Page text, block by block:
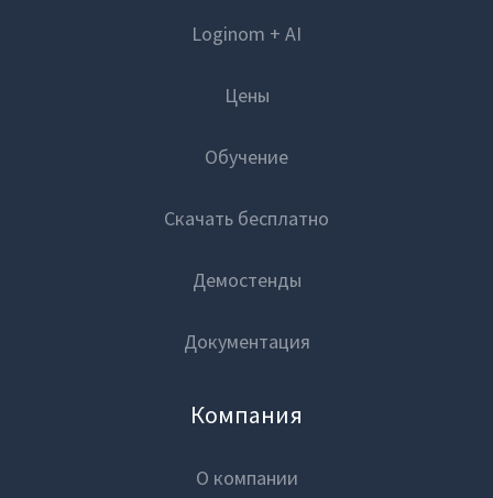
Loginom + AI
Цены
Обучение
Скачать бесплатно
Демостенды
Документация
Компания
О компании